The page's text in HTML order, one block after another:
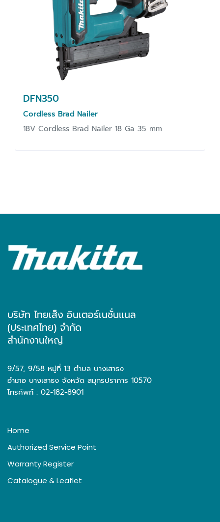
DFN350
Cordless Brad Nailer
18V Cordless Brad Nailer 18 Ga 35 mm
บริษัท ไทยเส็ง อินเตอร์เนชั่นแนล
(ประเทศไทย) จำกัด
สำนักงานใหญ่
9/57, 9/58 หมู่ที่ 13 ตำบล บางเสาธง
อำเภอ บางเสาธง จังหวัด สมุทรปราการ 10570
โทรศัพท์ : 02-182-8901
Home
Authorized Service Point
Warranty Register
Catalogue & Leaflet